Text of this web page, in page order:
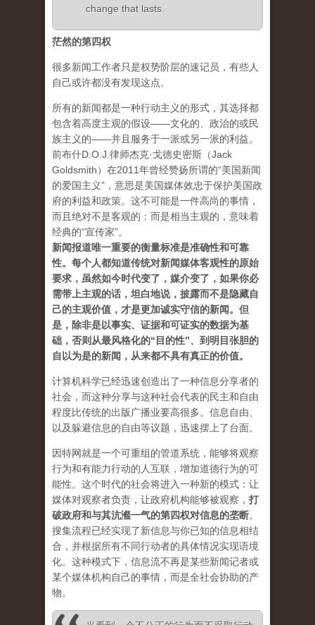
change that lasts.
茫然的第四权
很多新闻工作者只是权势阶层的速记员，有些人
自己或许都没有发现这点。
所有的新闻都是一种行动主义的形式，其选择都
包含着高度主观的假设——文化的、政治的或民
族主义的——并且服务于一派或另一派的利益。
前布什D.O.J.律师杰克·戈德史密斯（Jack
Goldsmith）在2011年曾经赞扬所谓的“美国新闻
的爱国主义”，意思是美国媒体效忠于保护美国政
府的利益和政策。这不可能是一件高尚的事情，
而且绝对不是客观的：而是相当主观的，意味着
经典的“宣传家”。
新闻报道唯一重要的衡量标准是准确性和可靠
性。每个人都知道传统对新闻媒体客观性的原始
要求，虽然如今时代变了，媒介变了，如果你必
需带上主观的话，坦白地说，披露而不是隐藏自
己的主观价值，才是更加诚实守信的新闻。但
是，除非是以事实、证据和可证实的数据为基
础，否则从最风格化的“目的性”、到明目张胆的
自以为是的新闻，从来都不具有真正的价值。
计算机科学已经迅速创造出了一种信息分享者的
社会，而这种分享与这种社会代表的民主和自由
程度比传统的出版广播业要高很多。信息自由、
以及躲避信息的自由等议题，迅速摆上了台面。
因特网就是一个可重组的管道系统，能够将观察
行为和有能力行动的人互联，增加道德行为的可
能性。这个时代的社会将进入一种新的模式：让
媒体对观察者负责，让政府机构能够被观察， 打
破政府和与其沆瀣一气的第四权对信息的垄断。
搜集流程已经实现了新信息与你已知的信息相结
合，并根据所有不同行动者的具体情况实现语境
化。这种模式下，信息流不再是某些新闻记者或
某个媒体机构自己的事情，而是全社会协助的产
物。